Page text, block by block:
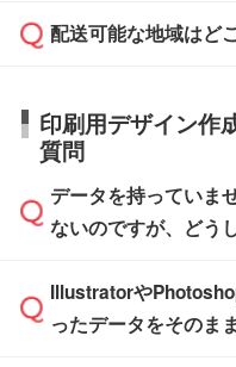
タッフまでお問い
ル」に注文予定日
その締切日や出荷目
品が決まりました
たします。
応が可能かご案内い
す。>>対象商品は
※最短出荷日は商品
品ページにてご確
はできかねますので
商品によって異なり
す。(白箱、化粧箱
【袋入り】 商品が
す。(透明袋、デザ
【個包装なし】 個
※化粧箱から白箱へ
箱の作成は原則承
配送可能な地域はど
日本全国へお届け
直接納品は行って
ださい。
印刷用デザイン作
質問
データを持っていま
ないのですが、どう
無料の「デザイン
PCやスマホから簡
Illustratorや
ったデータをそのま